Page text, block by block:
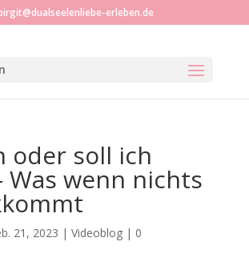
erleben.de
oder soll ich
Was wenn nichts
21, 2023 | Videoblog| 0